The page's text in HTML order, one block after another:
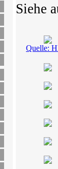
Siehe
Quelle: